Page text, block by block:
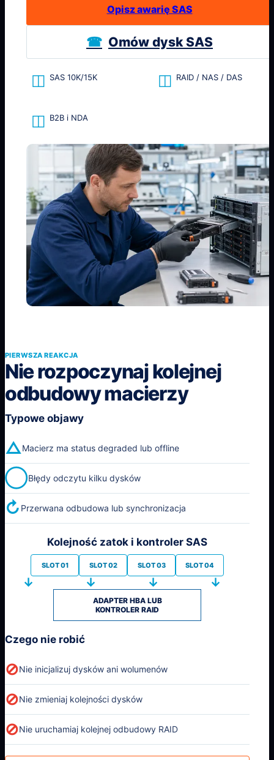
Opisz awarię SAS
Omów dysk SAS
SAS 10K/15K RAID / NAS / DAS
B2B i NDA
PIERWSZA REAKCJA
Nie rozpoczynaj kolejnej
odbudowy macierzy
Typowe objawy
△Macierz ma status degraded lub offline
◯Błędy odczytu kilku dysków
↻ Przerwana odbudowa lub synchronizacja
Kolejność zatok i kontroler SAS
SLOT 01 SLOT 02 SLOT 03 SLOT 04
↓ ↓ ↓ ↓
ADAPTER HBA LUB
KONTROLER RAID
Czego nie robić
⊘Nie inicjalizuj dysków ani wolumenów
⊘Nie zmieniaj kolejności dysków
⊘Nie uruchamiaj kolejnej odbudowy RAID